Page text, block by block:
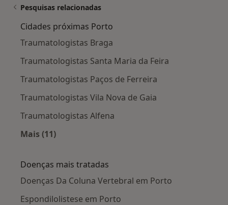
Pesquisas relacionadas
Cidades próximas Porto
Traumatologistas Braga
Traumatologistas Santa Maria da Feira
Traumatologistas Paços de Ferreira
Traumatologistas Vila Nova de Gaia
Traumatologistas Alfena
Mais (11)
Doenças mais tratadas
Doenças Da Coluna Vertebral em Porto
Espondilolistese em Porto